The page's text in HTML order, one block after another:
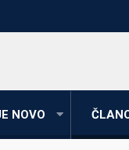
NOVO